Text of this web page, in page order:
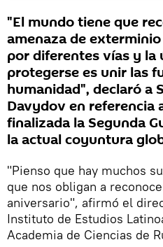
"El mundo tiene que
amenaza de
por diferentes vías y la
protegerse es unir las
humanidad", declaró a
Davydov en referencia
finalizada la Segunda
la actual coyuntura
"Pienso que hay muchos
que nos obligan a
aniversario", afirmó el
Instituto de Estudios
Academia de Ciencias de